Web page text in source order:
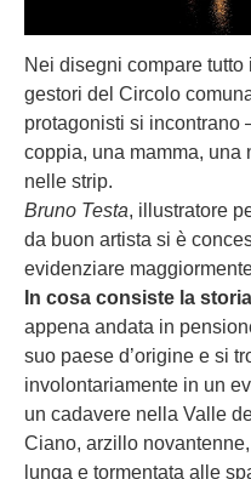
Nei disegni compare
gestori del Circolo
protagonisti si incontrano
coppia, una mamma, una
nelle strip.
Bruno Testa, illustratore
da buon artista si è
evidenziare
In cosa consiste la
appena andata in
suo paese d’origine e si
involontariamente in un
un cadavere nella Valle
Ciano, arzillo
lunga e tormentata alle